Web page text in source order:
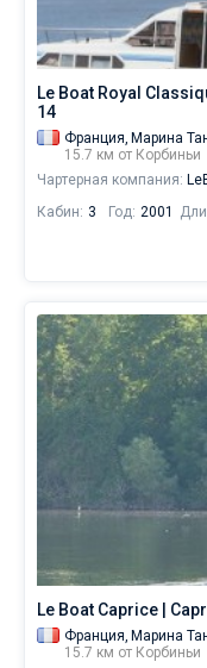
Le Boat Royal
14
Франция, Марина
15.7 км от Корбиньи
Чартерная компания:
Кабин: 3 Год: 2001
Le Boat Caprice |
Франция, Марина
15.7 км от Корбиньи